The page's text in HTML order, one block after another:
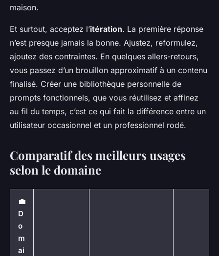
maison.
Et surtout, acceptez l’itération. La première réponse
n’est presque jamais la bonne. Ajustez, reformulez,
ajoutez des contraintes. En quelques allers-retours,
vous passez d’un brouillon approximatif à un contenu
finalisé. Créer une bibliothèque personnelle de
prompts fonctionnels, que vous réutilisez et affinez
au fil du temps, c’est ce qui fait la différence entre un
utilisateur occasionnel et un professionnel rodé.
Comparatif des meilleurs usages
selon le domaine
💼
D
o
m
ai